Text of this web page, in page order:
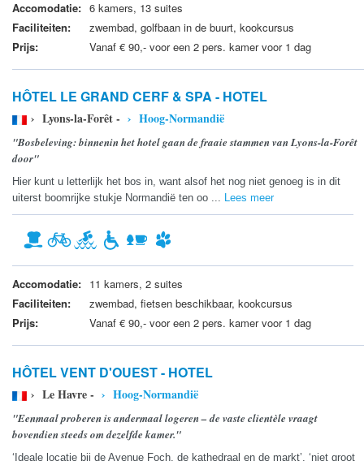
Accomodatie: 6 kamers, 13 suites
Faciliteiten:
zwembad, golfbaan in de buurt, kookcursus
Prijs:
Vanaf € 90,- voor een 2 pers. kamer voor 1 dag
HÔTEL LE GRAND CERF & SPA - HOTEL
› Lyons-la-Forêt - › Hoog-Normandië
"Bosbeleving: binnenin het hotel gaan de fraaie stammen van Lyons-la-Forêt
door"
Hier kunt u letterlijk het bos in, want alsof het nog niet genoeg is in dit
uiterst boomrijke stukje Normandië ten oo ... Lees meer
Accomodatie: 11 kamers, 2 suites
Faciliteiten:
zwembad, fietsen beschikbaar, kookcursus
Prijs:
Vanaf € 90,- voor een 2 pers. kamer voor 1 dag
HÔTEL VENT D'OUEST - HOTEL
› Le Havre - › Hoog-Normandië
"Eenmaal proberen is andermaal logeren – de vaste clientèle vraagt
bovendien steeds om dezelfde kamer."
‘Ideale locatie bij de Avenue Foch, de kathedraal en de markt’, ‘niet groot